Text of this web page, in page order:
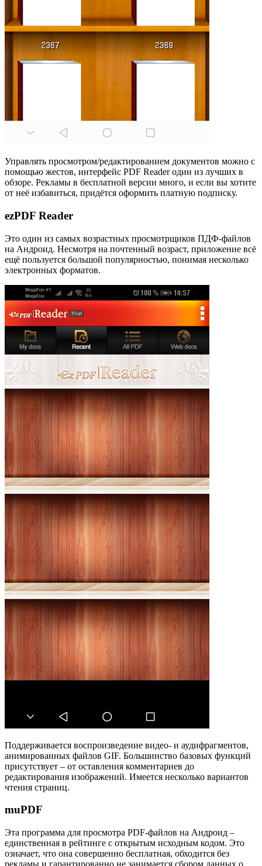
Управлять просмотром/редактированием документов можно с
помощью жестов, интерфейс PDF Reader один из лучших в
обзоре. Рекламы в бесплатной версии много, и если вы хотите
от неё избавиться, придётся оформить платную подписку.
ezPDF Reader
Это один из самых возрастных просмотрщиков ПДФ-файлов
на Андроид. Несмотря на почтенный возраст, приложение всё
ещё пользуется большой популярностью, понимая несколько
электронных форматов.
Поддерживается воспроизведение видео- и аудифрагментов,
анимированных файлов GIF. Большинство базовых функций
присутствует – от оставления комментариев до
редактирования изображений. Имеется несколько вариантов
чтения страниц.
muPDF
Эта программа для просмотра PDF-файлов на Андроид –
единственная в рейтинге с открытым исходным кодом. Это
означает, что она совершенно бесплатная, обходится без